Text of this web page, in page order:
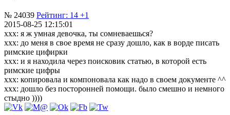
№ 24039 Рейтинг: 14 +1
2015-08-25 12:15:01
ххх: я ж умная девочка, ты сомневаешься?
ххх: до меня в свое время не сразу дошло, как в ворде писать
римские цифирки
ххх: и я находила через поисковик статью, в которой есть
римские цифры
ххх: копировала и компоновала как надо в своем документе ^^
ххх: дошло без посторонней помощи. было смешно и немного
стыдно ))))